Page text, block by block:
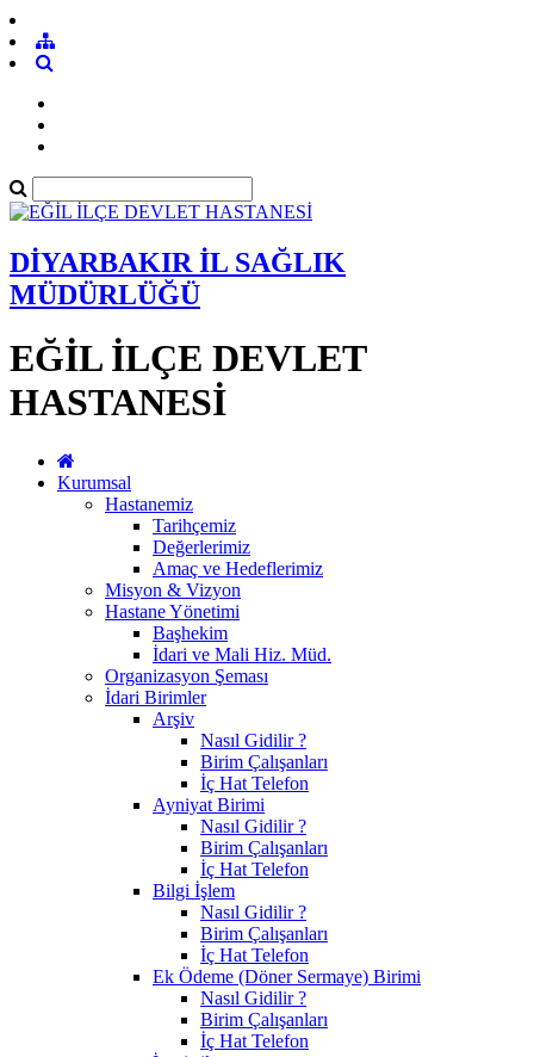
DİYARBAKIR İL SAĞLIK
MÜDÜRLÜĞÜ
EĞİL İLÇE DEVLET
HASTANESİ
Kurumsal
Hastanemiz
Tarihçemiz
Değerlerimiz
Amaç ve Hedeflerimiz
Misyon & Vizyon
Hastane Yönetimi
Başhekim
İdari ve Mali Hiz. Müd.
Organizasyon Şeması
İdari Birimler
Arşiv
Nasıl Gidilir ?
Birim Çalışanları
İç Hat Telefon
Ayniyat Birimi
Nasıl Gidilir ?
Birim Çalışanları
İç Hat Telefon
Bilgi İşlem
Nasıl Gidilir ?
Birim Çalışanları
İç Hat Telefon
Ek Ödeme (Döner Sermaye) Birimi
Nasıl Gidilir ?
Birim Çalışanları
İç Hat Telefon